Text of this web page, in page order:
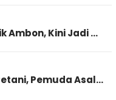
Ambon, Kini Jadi …
Pemuda Asal…